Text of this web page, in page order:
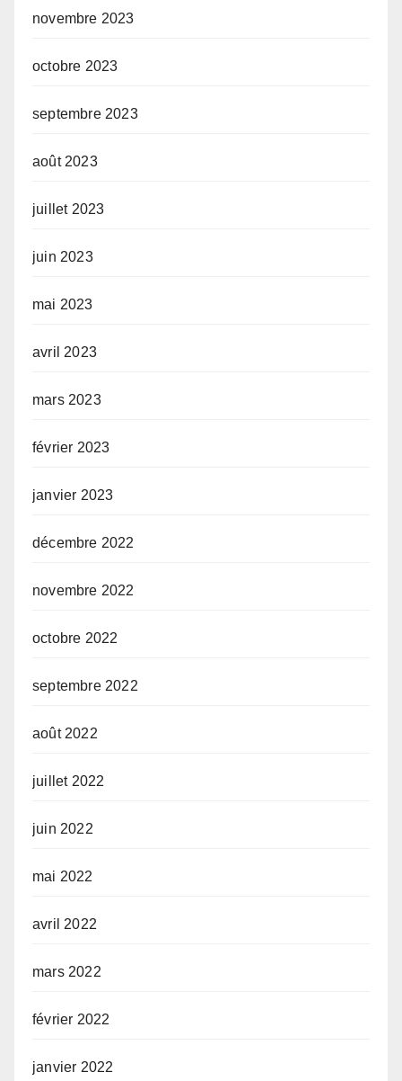
novembre 2023
octobre 2023
septembre 2023
août 2023
juillet 2023
juin 2023
mai 2023
avril 2023
mars 2023
février 2023
janvier 2023
décembre 2022
novembre 2022
octobre 2022
septembre 2022
août 2022
juillet 2022
juin 2022
mai 2022
avril 2022
mars 2022
février 2022
janvier 2022